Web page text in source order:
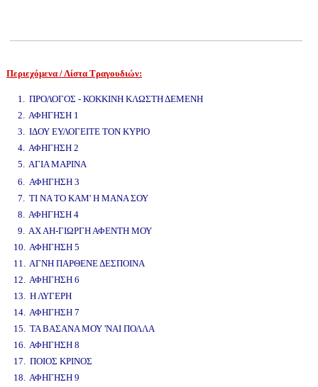
Περιεχόμενα / Λίστα Τραγουδιών:
1. ΠΡΟΛΟΓΟΣ - ΚΟΚΚΙΝΗ ΚΛΩΣΤΗ ΔΕΜΕΝΗ
2. ΑΦΗΓΗΣΗ 1
3. ΙΔΟΥ ΕΥΛΟΓΕΙΤΕ ΤΟΝ ΚΥΡΙΟ
4. ΑΦΗΓΗΣΗ 2
5. ΑΓΙΑ ΜΑΡΙΝΑ
6. ΑΦΗΓΗΣΗ 3
7. ΤΙ ΝΑ ΤΟ ΚΑΜ' Η ΜΑΝΑ ΣΟΥ
8. ΑΦΗΓΗΣΗ 4
9. ΑΧ ΑΗ-ΓΙΩΡΓΗ ΑΦΕΝΤΗ ΜΟΥ
10. ΑΦΗΓΗΣΗ 5
11. ΑΓΝΗ ΠΑΡΘΕΝΕ ΔΕΣΠΟΙΝΑ
12. ΑΦΗΓΗΣΗ 6
13. Η ΛΥΓΕΡΗ
14. ΑΦΗΓΗΣΗ 7
15. ΤΑ ΒΑΣΑΝΑ ΜΟΥ 'ΝΑΙ ΠΟΛΛΑ
16. ΑΦΗΓΗΣΗ 8
17. ΠΟΙΟΣ ΚΡΙΝΟΣ
18. ΑΦΗΓΗΣΗ 9